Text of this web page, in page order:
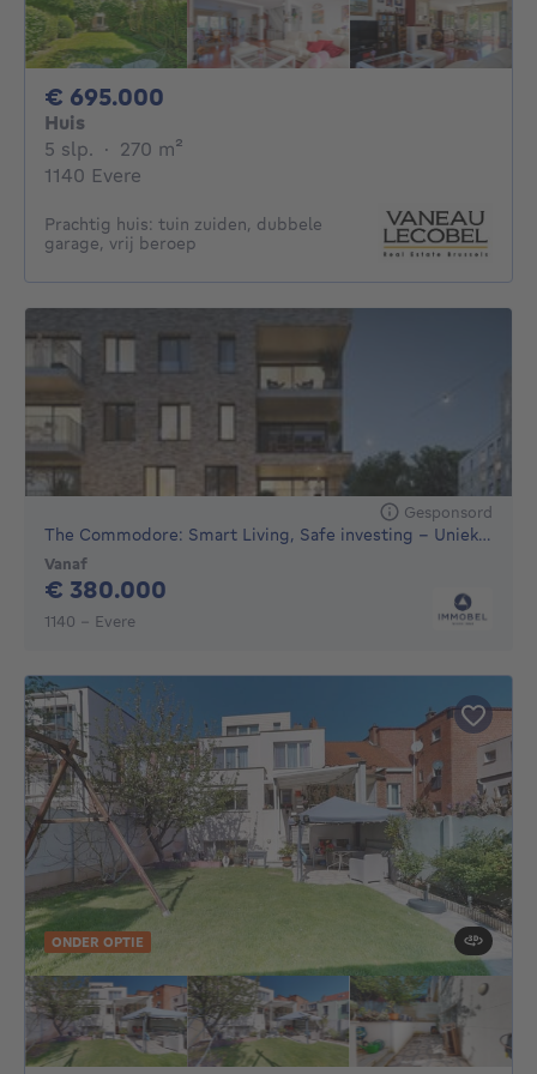
€ 695.000
Huis
5 slp. 5 slaapkamers
· 270 m²
1140 Evere
Prachtig huis: tuin zuiden, dubbele
garage, vrij beroep
Gesponsord
The Commodore: Smart Living, Safe investing - Unieke nie...
Vanaf
€ 380.000
1140 - Evere
ONDER OPTIE